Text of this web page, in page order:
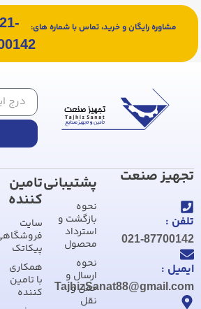
مشاوره رایگان و خرید، تماس با شماره های:
تجهیز صنعت
تلفن :
021-87700142
ایمیل :
TajhizSanat88@gmail.com
پشتیبانی
نحوه
بازگشت و
استرداد
محصول
نحوه
ارسال و
حمل و
نقل
تامین
کننده
سایت
پیکاتک
همکاری
با تامین
کننده